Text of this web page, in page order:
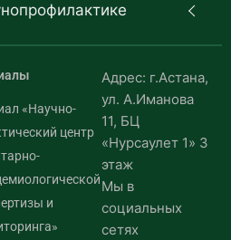
«Научно-
центр
и
Адрес: г.Астана,
ул. А.Иманова
11, БЦ
«Нурсаулет 1» 3
этаж
Мы в
социальных
сетях